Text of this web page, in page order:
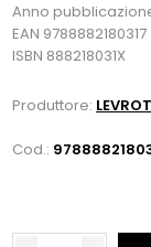
Anno
EAN 9788882180317
ISBN 888218031X
Produttore:
Cod.: